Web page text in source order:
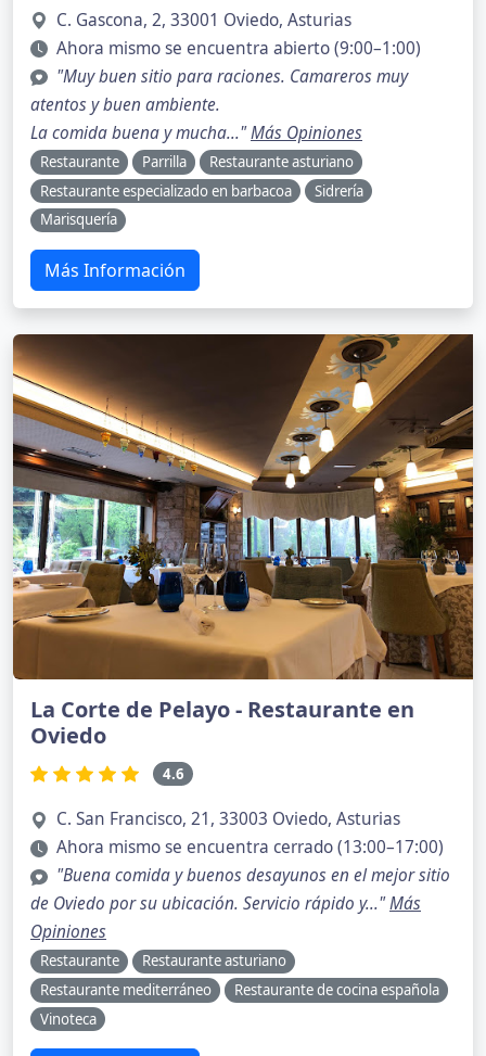
C. Gascona, 2, 33001 Oviedo, Asturias
Ahora mismo se encuentra abierto (9:00–1:00)
"Muy buen sitio para raciones. Camareros muy
atentos y buen ambiente.
La comida buena y mucha..."Más Opiniones
Restaurante Parrilla
Restaurante asturiano
Restaurante especializado en barbacoa
Sidrería
Marisquería
Más Información
La Corte de Pelayo - Restaurante en
Oviedo
4.6
C. San Francisco, 21, 33003 Oviedo, Asturias
Ahora mismo se encuentra cerrado (13:00–17:00)
"Buena comida y buenos desayunos en el mejor sitio
de Oviedo por su ubicación. Servicio rápido y..."Más
Opiniones
Restaurante
Restaurante asturiano
Restaurante mediterráneo
Restaurante de cocina española
Vinoteca